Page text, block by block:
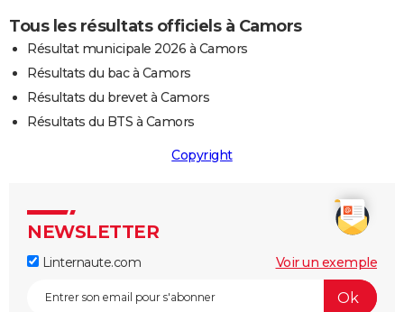
Tous les résultats officiels à Camors
Résultat municipale 2026 à Camors
Résultats du bac à Camors
Résultats du brevet à Camors
Résultats du BTS à Camors
Copyright
NEWSLETTER
Linternaute.com Voir un exemple